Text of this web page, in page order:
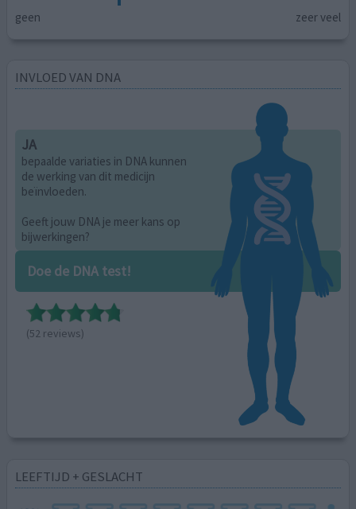
geen zeer veel
INVLOED VAN DNA
JA
bepaalde variaties in DNA kunnen
de werking van dit medicijn
beïnvloeden.
Geeft jouw DNA je meer kans op
bijwerkingen?
Doe de DNA test!
(52 reviews)
LEEFTIJD + GESLACHT